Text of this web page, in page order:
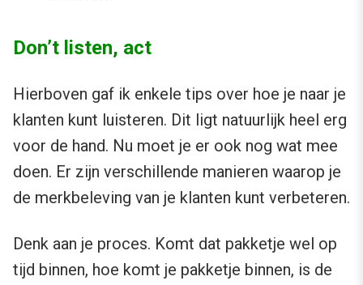
Don’t listen, act
Hierboven gaf ik enkele tips over hoe je naar je
klanten kunt luisteren. Dit ligt natuurlijk heel erg
voor de hand. Nu moet je er ook nog wat mee
doen. Er zijn verschillende manieren waarop je
de merkbeleving van je klanten kunt verbeteren.
Denk aan je proces. Komt dat pakketje wel op
tijd binnen, hoe komt je pakketje binnen, is de